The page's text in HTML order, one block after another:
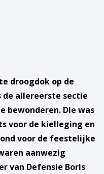
droogdok op de
de allereerste sectie
bewonderen. Die was
voor de kielleging en
voor de feestelijke
aanwezig
van Defensie Boris